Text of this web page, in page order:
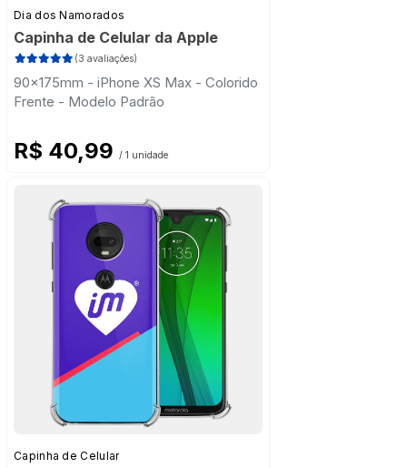
Dia dos Namorados
Capinha de Celular da Apple
(3 avaliações)
90x175mm - iPhone XS Max - Colorido
Frente - Modelo Padrão
R$ 40,99 / 1 unidade
Capinha de Celular